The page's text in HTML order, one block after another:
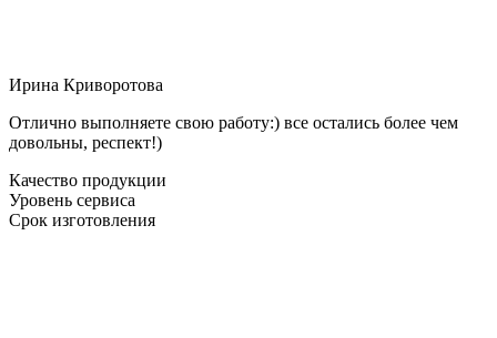
Ирина Криворотова
Отлично выполняете свою работу:) все остались более чем
довольны, респект!)
Качество продукции
Уровень сервиса
Срок изготовления